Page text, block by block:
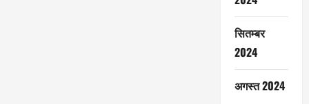
सितम्बर
2024
अगस्त 2024